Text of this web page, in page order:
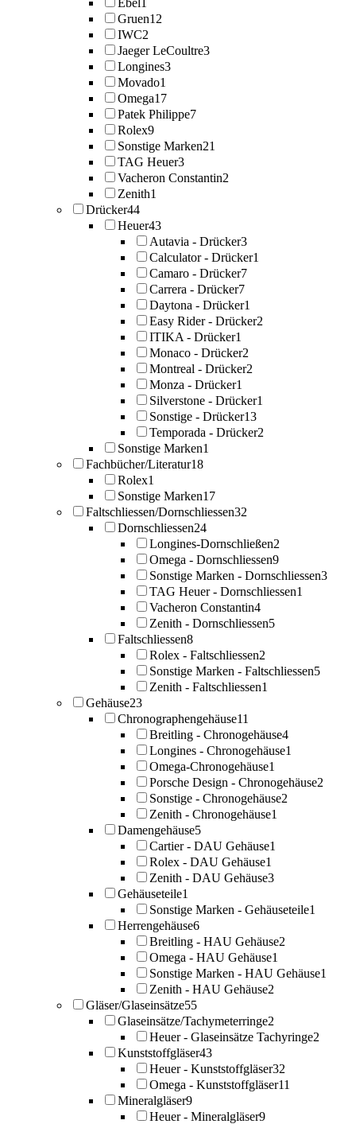
Gruen12
IWC2
Jaeger LeCoultre3
Longines3
Movado1
Omega17
Patek Philippe7
Rolex9
Sonstige Marken21
TAG Heuer3
Vacheron Constantin2
Zenith1
Drücker44
Heuer43
Autavia - Drücker3
Calculator - Drücker1
Camaro - Drücker7
Carrera - Drücker7
Daytona - Drücker1
Easy Rider - Drücker2
ITIKA - Drücker1
Monaco - Drücker2
Montreal - Drücker2
Monza - Drücker1
Silverstone - Drücker1
Sonstige - Drücker13
Temporada - Drücker2
Sonstige Marken1
Fachbücher/Literatur18
Rolex1
Sonstige Marken17
Faltschliessen/Dornschliessen32
Dornschliessen24
Longines-Dornschließen2
Omega - Dornschliessen9
Sonstige Marken - Dornschliessen3
TAG Heuer - Dornschliessen1
Vacheron Constantin4
Zenith - Dornschliessen5
Faltschliessen8
Rolex - Faltschliessen2
Sonstige Marken - Faltschliessen5
Zenith - Faltschliessen1
Gehäuse23
Chronographengehäuse11
Breitling - Chronogehäuse4
Longines - Chronogehäuse1
Omega-Chronogehäuse1
Porsche Design - Chronogehäuse2
Sonstige - Chronogehäuse2
Zenith - Chronogehäuse1
Damengehäuse5
Cartier - DAU Gehäuse1
Rolex - DAU Gehäuse1
Zenith - DAU Gehäuse3
Gehäuseteile1
Sonstige Marken - Gehäuseteile1
Herrengehäuse6
Breitling - HAU Gehäuse2
Omega - HAU Gehäuse1
Sonstige Marken - HAU Gehäuse1
Zenith - HAU Gehäuse2
Gläser/Glaseinsätze55
Glaseinsätze/Tachymeterringe2
Heuer - Glaseinsätze Tachyringe2
Kunststoffgläser43
Heuer - Kunststoffgläser32
Omega - Kunststoffgläser11
Mineralgläser9
Heuer - Mineralgläser9